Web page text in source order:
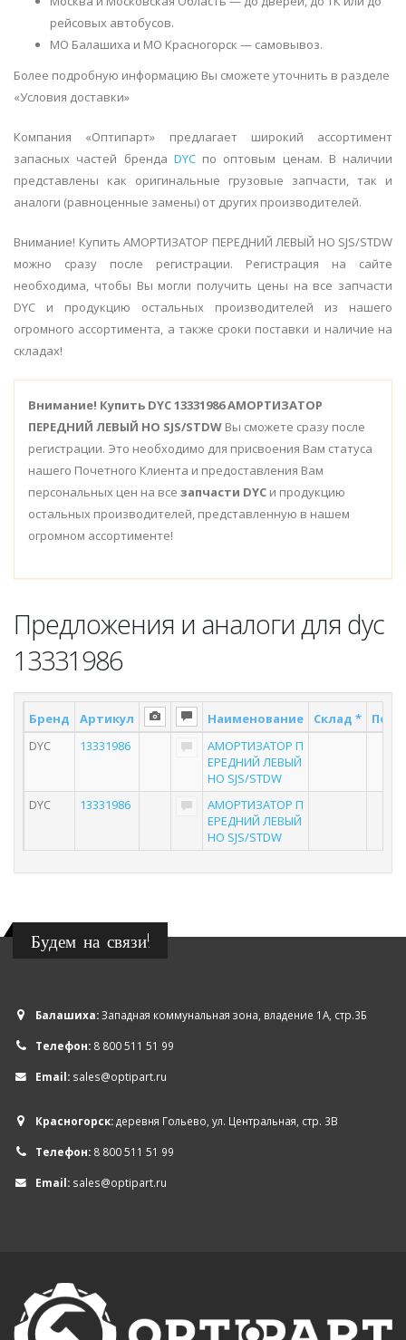
рейсовых автобусов.
МО Балашиха и МО Красногорск — самовывоз.
Более подробную информацию Вы сможете уточнить в разделе
«Условия доставки»
Компания «Оптипарт» предлагает широкий ассортимент
запасных частей бренда DYCпо оптовым ценам. В наличии
представлены как оригинальные грузовые запчасти, так и
аналоги (равноценные замены) от других производителей.
Внимание! Купить АМОРТИЗАТОР ПЕРЕДНИЙ ЛЕВЫЙ НО SJS/STDW
можно сразу после регистрации. Регистрация на сайте
необходима, чтобы Вы могли получить цены на все запчасти
DYC и продукцию остальных производителей из нашего
огромного ассортимента, а также сроки поставки и наличие на
складах!
Внимание! Купить DYC 13331986 АМОРТИЗАТОР
ПЕРЕДНИЙ ЛЕВЫЙ НО SJS/STDW Вы сможете сразу после
регистрации. Это необходимо для присвоения Вам статуса
нашего Почетного Клиента и предоставления Вам
персональных цен на все запчасти DYC и продукцию
остальных производителей, представленную в нашем
огромном ассортименте!
Предложения и аналоги для dyc
13331986
Бренд Артикул Наименование Склад *
DYC
13331986
АМОРТИЗАТОР П
ЕРЕДНИЙ ЛЕВЫЙ
НО SJS/STDW
DYC 13331986
АМОРТИЗАТОР П
ЕРЕДНИЙ ЛЕВЫЙ
НО SJS/STDW
Будем на связи!
Балашиха:Западная коммунальная зона, владение 1А, стр.3Б
Телефон: 8 800 511 51 99
Email: sales@optipart.ru
Красногорск:деревня Гольево, ул. Центральная, стр. 3В
Телефон: 8 800 511 51 99
Email: sales@optipart.ru